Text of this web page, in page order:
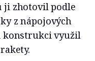
ji zhotovil podle
z nápojových
konstrukci využil